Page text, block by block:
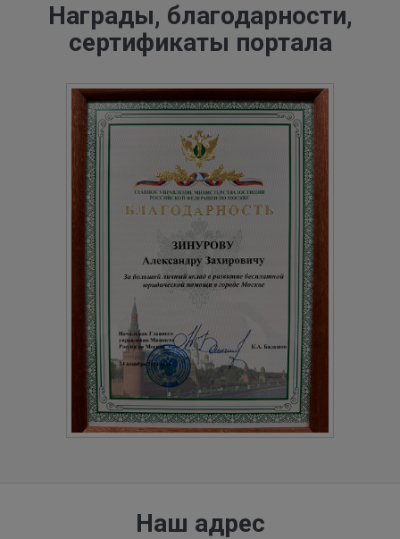
Награды, благодарности,
сертификаты портала
Наш адрес